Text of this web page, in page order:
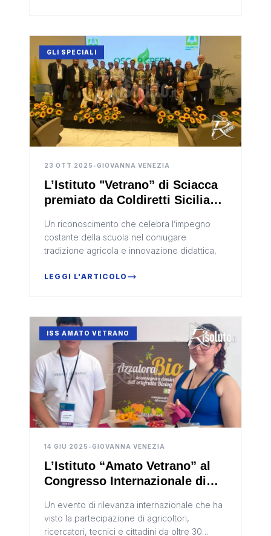
GLI SPECIALI
23 OTT 2025 •GIOVANNA VENEZIA
L’Istituto "Vetrano” di Sciacca
premiato da Coldiretti Sicilia
formazione agricola
Un riconoscimento che celebra l’impegno
costante della scuola nel coniugare
tradizione agricola e innovazione didattica,
LEGGI L'ARTICOLO
ISS AMATO VETRANO
14 GIU 2025 •GIOVANNA VENEZIA
L’Istituto “Amato Vetrano” al
Congresso Internazionale di
Un evento di rilevanza internazionale che ha
visto la partecipazione di agricoltori,
ricercatori, tecnici e cittadini da oltre 30